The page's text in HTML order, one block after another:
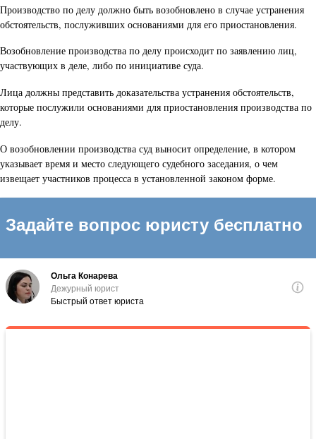
Производство по делу должно быть возобновлено в случае устранения
обстоятельств, послуживших основаниями для его приостановления.
Возобновление производства по делу происходит по заявлению лиц,
участвующих в деле, либо по инициативе суда.
Лица должны представить доказательства устранения обстоятельств,
которые послужили основаниями для приостановления производства по
делу.
О возобновлении производства суд выносит определение, в котором
указывает время и место следующего судебного заседания, о чем
извещает участников процесса в установленной законом форме.